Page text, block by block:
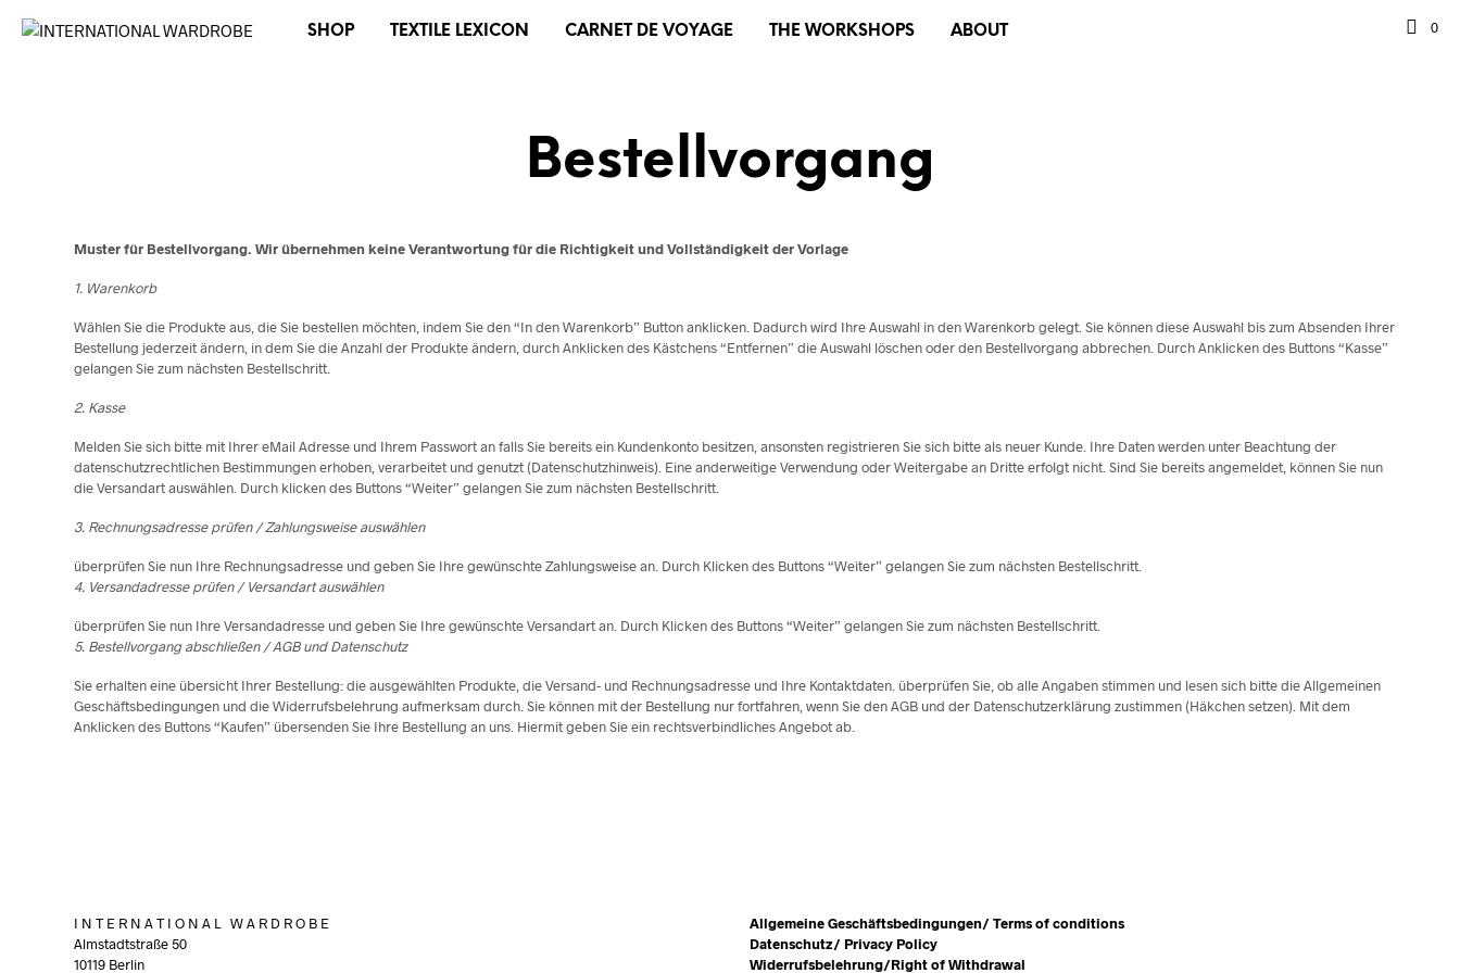
SHOP TEXTILE LEXICON CARNET DE VOYAGE THE WORKSHOPS ABOUT 0
Bestellvorgang
Muster für Bestellvorgang. Wir übernehmen keine Verantwortung für die Richtigkeit und Vollständigkeit der Vorlage
1. Warenkorb
Wählen Sie die Produkte aus, die Sie bestellen möchten, indem Sie den “In den Warenkorb” Button anklicken. Dadurch wird Ihre Auswahl in den Warenkorb gelegt. Sie können diese Auswahl bis zum Absenden Ihrer
Bestellung jederzeit ändern, in dem Sie die Anzahl der Produkte ändern, durch Anklicken des Kästchens “Entfernen” die Auswahl löschen oder den Bestellvorgang abbrechen. Durch Anklicken des Buttons “Kasse”
gelangen Sie zum nächsten Bestellschritt.
2. Kasse
Melden Sie sich bitte mit Ihrer eMail Adresse und Ihrem Passwort an falls Sie bereits ein Kundenkonto besitzen, ansonsten registrieren Sie sich bitte als neuer Kunde. Ihre Daten werden unter Beachtung der
datenschutzrechtlichen Bestimmungen erhoben, verarbeitet und genutzt (Datenschutzhinweis). Eine anderweitige Verwendung oder Weitergabe an Dritte erfolgt nicht. Sind Sie bereits angemeldet, können Sie nun
die Versandart auswählen. Durch klicken des Buttons “Weiter” gelangen Sie zum nächsten Bestellschritt.
3. Rechnungsadresse prüfen / Zahlungsweise auswählen
überprüfen Sie nun Ihre Rechnungsadresse und geben Sie Ihre gewünschte Zahlungsweise an. Durch Klicken des Buttons “Weiter” gelangen Sie zum nächsten Bestellschritt.
4. Versandadresse prüfen / Versandart auswählen
überprüfen Sie nun Ihre Versandadresse und geben Sie Ihre gewünschte Versandart an. Durch Klicken des Buttons “Weiter” gelangen Sie zum nächsten Bestellschritt.
5. Bestellvorgang abschließen / AGB und Datenschutz
Sie erhalten eine übersicht Ihrer Bestellung: die ausgewählten Produkte, die Versand- und Rechnungsadresse und Ihre Kontaktdaten. überprüfen Sie, ob alle Angaben stimmen und lesen sich bitte die Allgemeinen
Geschäftsbedingungen und die Widerrufsbelehrung aufmerksam durch. Sie können mit der Bestellung nur fortfahren, wenn Sie den AGB und der Datenschutzerklärung zustimmen (Häkchen setzen). Mit dem
Anklicken des Buttons “Kaufen” übersenden Sie Ihre Bestellung an uns. Hiermit geben Sie ein rechtsverbindliches Angebot ab.
I N T E R N A T I O N A L W A R D R O B E
Almstadtstraße 50
10119 Berlin
Allgemeine Geschäftsbedingungen/Terms of conditions
Datenschutz/ Privacy Policy
Widerrufsbelehrung/Right of Withdrawal